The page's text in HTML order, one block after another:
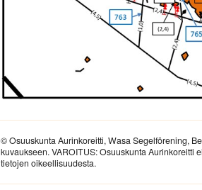
© Osuuskunta Aurinkoreitti, Wasa Segelförening,
kuvaukseen. VAROITUS: Osuuskunta Aurinkoreitti
tietojen oikeellisuudesta.